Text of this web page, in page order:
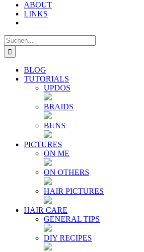
ABOUT
LINKS
Suche
nach:
BLOG
TUTORIALS
UPDOS
BRAIDS
BUNS
PICTURES
ON ME
ON OTHERS
HAIR PICTURES
HAIR CARE
GENERAL TIPS
DIY RECIPES